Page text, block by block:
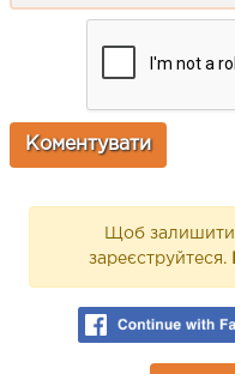
Щоб залишити
зареєструйтеся.